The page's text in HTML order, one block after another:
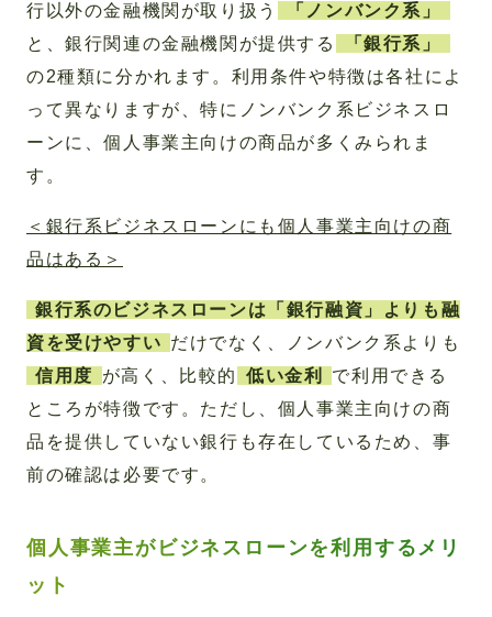
行以外の金融機関が取り扱う
「ノンバンク系」
と、銀行関連の金融機関が提供する
「銀行系」
の2種類に分かれます。利用条件や特徴は各社によ
って異なりますが、特にノンバンク系ビジネスロ
ーンに、個人事業主向けの商品が多くみられま
す。
＜銀行系ビジネスローンにも個人事業主向けの商
品はある＞
銀行系のビジネスローンは「銀行融資」よりも融
資を受けやすい だけでなく、ノンバンク系よりも
信用度
が高く、比較的 低い金利
で利用できる
ところが特徴です。ただし、個人事業主向けの商
品を提供していない銀行も存在しているため、事
前の確認は必要です。
個人事業主がビジネスローンを利用するメリ
ット